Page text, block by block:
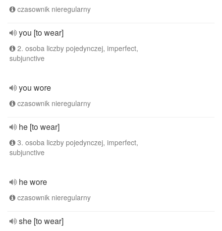
czasownik nieregularny
you [to wear]
2. osoba liczby pojedynczej, imperfect,
subjunctive
you wore
czasownik nieregularny
he [to wear]
3. osoba liczby pojedynczej, imperfect,
subjunctive
he wore
czasownik nieregularny
she [to wear]